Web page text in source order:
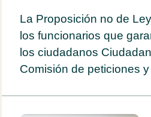
La Proposición no de
los funcionarios que
los ciudadanos
Comisión de peticiones